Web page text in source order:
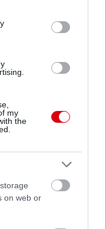
in below Google
my
the
on web or
08-12 20:30
18:00